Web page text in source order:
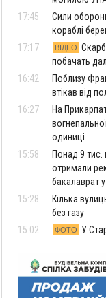
17:45
Сили
кораблі
17:17
ВІДЕО
побачать
16:42
Поблизу
втікав від
16:27
На
одиниці
15:58
Понад 9 тис.
отримали
бакалаврат
15:28
Кілька
без газу
15:02
ФОТО
У
Франківець
суддею
14:14
У Ворохті